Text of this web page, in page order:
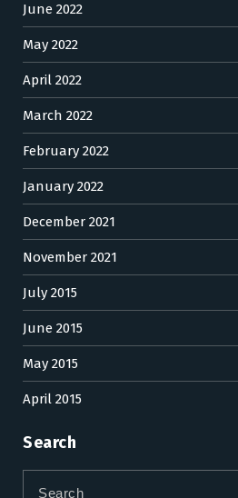
June 2022
May 2022
April 2022
March 2022
February 2022
January 2022
December 2021
November 2021
July 2015
June 2015
May 2015
April 2015
Search